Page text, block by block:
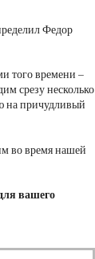
Федор
того времени –
срезу несколько
на причудливый
во время нашей
вашего